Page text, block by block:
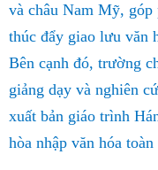
và châu Nam Mỹ, góp
thúc đẩy giao lưu văn
Bên cạnh đó, trường
giảng dạy và nghiên
xuất bản giáo trình
hòa nhập văn hóa toàn